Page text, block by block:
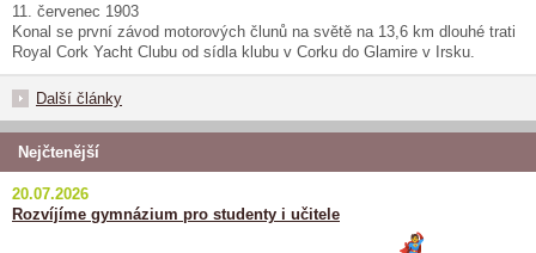
11. červenec 1903
Konal se první závod motorových člunů na světě na 13,6 km dlouhé trati
Royal Cork Yacht Clubu od sídla klubu v Corku do Glamire v Irsku.
Další články
Nejčtenější
20.07.2026
Rozvíjíme gymnázium pro studenty i učitele